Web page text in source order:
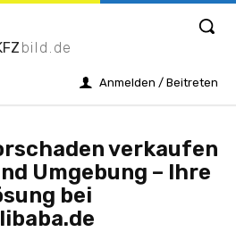
bild.de
Anmelden / Beitreten
verkaufen
Umgebung – Ihre
bei